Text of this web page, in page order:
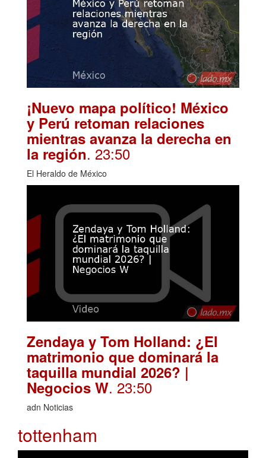
¡Nuevo mapa político! México
y Perú retoman relaciones
mientras avanza la derecha en
la región. 23:50
El Heraldo de México
Zendaya y Tom Holland: ¿El
matrimonio que dominará la
taquilla mundial 2026? |
Negocios W. 23:50
adn Noticias
tottenham